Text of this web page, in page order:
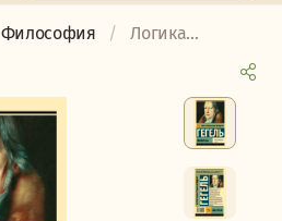
Философия Логика...